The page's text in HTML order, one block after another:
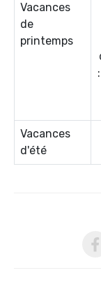
Vacances
de
printemps
:
Vacances
d'été